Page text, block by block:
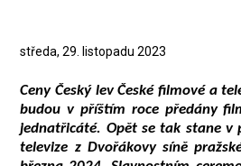
středa, 29. listopadu 2023
Ceny Český lev České filmové a
budou v příštím roce předány
jednatřicáté. Opět se tak stane v
televize z Dvořákovy síně